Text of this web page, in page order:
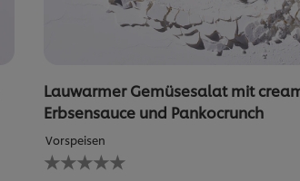
Lauwarmer Gemüsesalat mit
Erbsensauce und Pankocrunch
Vorspeisen
Keine
Bewertungen